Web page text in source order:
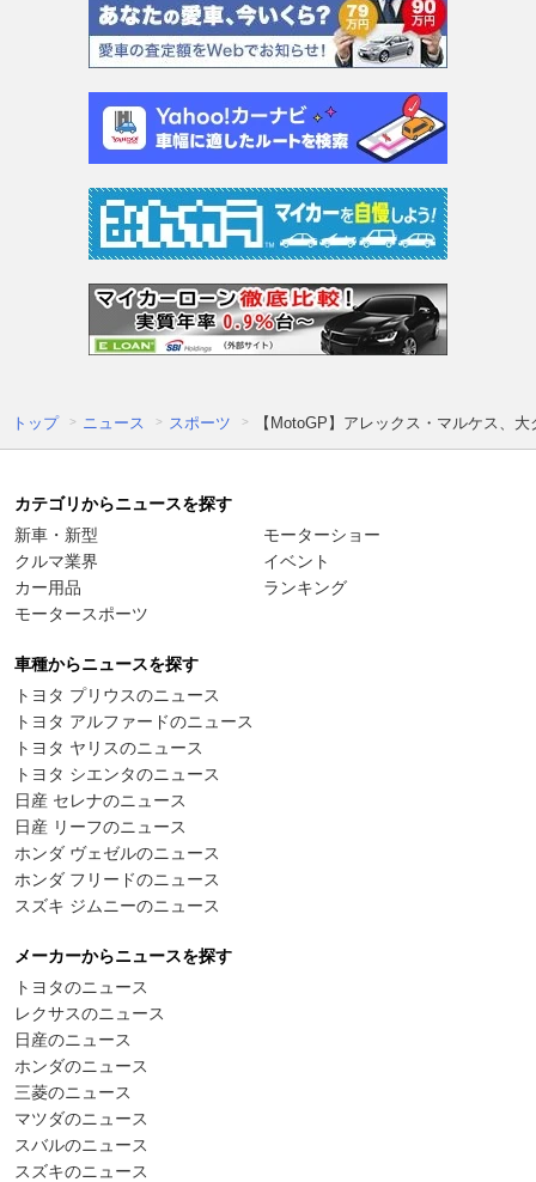
トップ ニュース スポーツ 【MotoGP】アレックス・マルケス、
カテゴリからニュースを探す
新車・新型
クルマ業界
カー用品
モータースポーツ
モーターショー
イベント
ランキング
車種からニュースを探す
トヨタ プリウスのニュース
トヨタ アルファードのニュース
トヨタ ヤリスのニュース
トヨタ シエンタのニュース
日産 セレナのニュース
日産 リーフのニュース
ホンダ ヴェゼルのニュース
ホンダ フリードのニュース
スズキ ジムニーのニュース
メーカーからニュースを探す
トヨタのニュース
レクサスのニュース
日産のニュース
ホンダのニュース
三菱のニュース
マツダのニュース
スバルのニュース
スズキのニュース